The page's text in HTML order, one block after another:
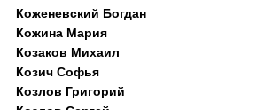
Коженевский Богдан
Кожина Мария
Козаков Михаил
Козич Софья
Козлов Григорий